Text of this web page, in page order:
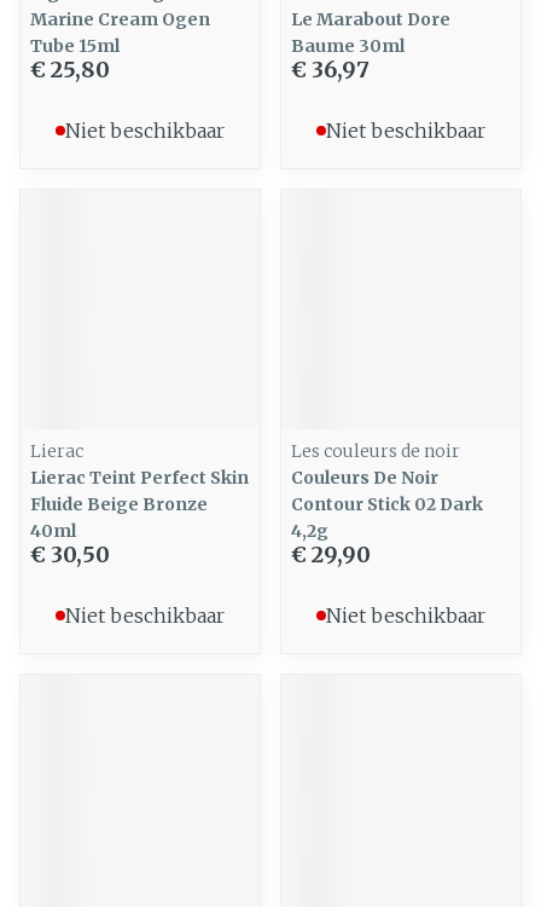
Marine Cream Ogen
Tube 15ml
€ 25,80
Niet beschikbaar
Le Marabout Dore
Baume 30ml
€ 36,97
Niet beschikbaar
Lierac
Lierac Teint Perfect Skin
Fluide Beige Bronze
40ml
€ 30,50
Niet beschikbaar
Les couleurs de noir
Couleurs De Noir
Contour Stick 02 Dark
4,2g
€ 29,90
Niet beschikbaar